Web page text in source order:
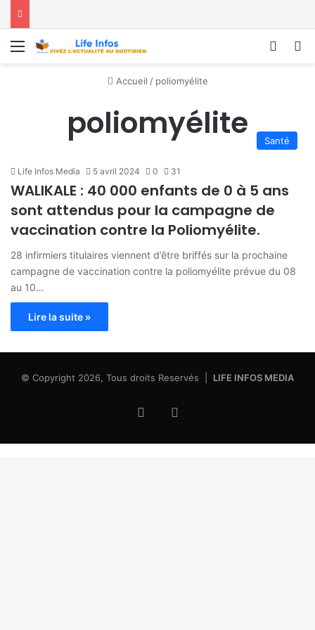
Menu
Accueil / poliomyélite
poliomyélite Santé
Life Infos Media 5 avril 2024 0 31
WALIKALE : 40 000 enfants de 0 à 5 ans
sont attendus pour la campagne de
vaccination contre la Poliomyélite.
28 infirmiers titulaires viennent d’être briffés sur la prochaine
campagne de vaccination contre la poliomyélite prévue du 08
au 10…
Lire la suite »
© Copyright 2026, Tous droits Reservés | LIFE INFOS MEDIA
Facebook